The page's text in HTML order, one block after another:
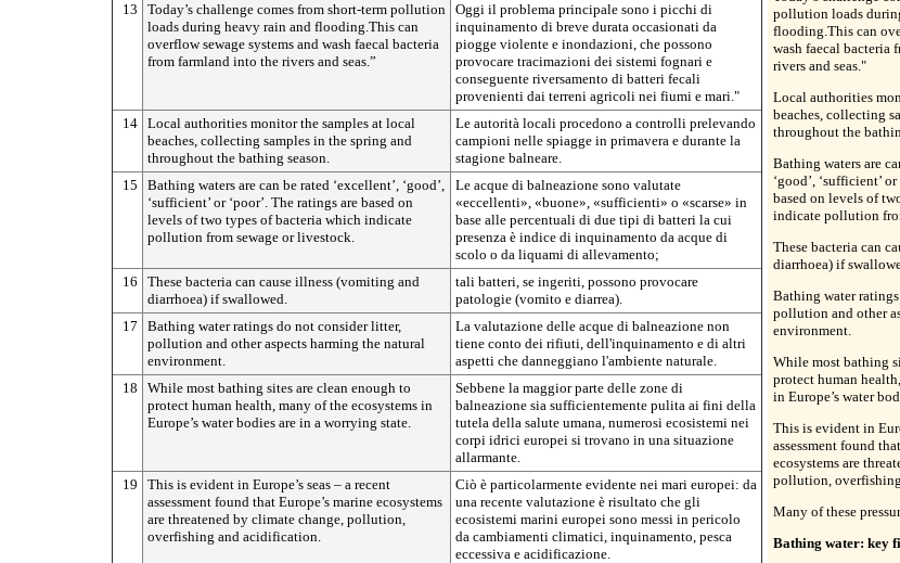
13
Today’s challenge comes from short-term pollution
loads during heavy rain and flooding.This can
overflow sewage systems and wash faecal bacteria
from farmland into the rivers and seas.”
Oggi il problema principale sono i picchi di
inquinamento di breve durata occasionati da
piogge violente e inondazioni, che possono
provocare tracimazioni dei sistemi fognari e
conseguente riversamento di batteri fecali
provenienti dai terreni agricoli nei fiumi e mari."
14
Local authorities monitor the samples at local
beaches, collecting samples in the spring and
throughout the bathing season.
Le autorità locali procedono a controlli prelevando
campioni nelle spiagge in primavera e durante la
stagione balneare.
15
Bathing waters are can be rated ‘excellent’, ‘good’,
‘sufficient’ or ‘poor’. The ratings are based on
levels of two types of bacteria which indicate
pollution from sewage or livestock.
Le acque di balneazione sono valutate
«eccellenti», «buone», «sufficienti» o «scarse» in
base alle percentuali di due tipi di batteri la cui
presenza è indice di inquinamento da acque di
scolo o da liquami di allevamento;
16
These bacteria can cause illness (vomiting and
diarrhoea) if swallowed.
tali batteri, se ingeriti, possono provocare
patologie (vomito e diarrea).
17
Bathing water ratings do not consider litter,
pollution and other aspects harming the natural
environment.
La valutazione delle acque di balneazione non
tiene conto dei rifiuti, dell'inquinamento e di altri
aspetti che danneggiano l'ambiente naturale.
18
While most bathing sites are clean enough to
protect human health, many of the ecosystems in
Europe’s water bodies are in a worrying state.
Sebbene la maggior parte delle zone di
balneazione sia sufficientemente pulita ai fini della
tutela della salute umana, numerosi ecosistemi nei
corpi idrici europei si trovano in una situazione
allarmante.
19
This is evident in Europe’s seas – a recent
assessment found that Europe’s marine ecosystems
are threatened by climate change, pollution,
overfishing and acidification.
Ciò è particolarmente evidente nei mari europei: da
una recente valutazione è risultato che gli
ecosistemi marini europei sono messi in pericolo
da cambiamenti climatici, inquinamento, pesca
eccessiva e acidificazione.
pollution loads
flooding.This can
wash faecal bacteria
rivers and seas."
Local authorities
beaches, collecting
throughout the
Bathing waters are
‘good’, ‘sufficient’
based on levels of
indicate pollution
These bacteria can
diarrhoea) if
Bathing water
pollution and other
environment.
While most bathing
protect human
in Europe’s water
This is evident in
assessment found
ecosystems are
pollution,
Many of these
Bathing water: key